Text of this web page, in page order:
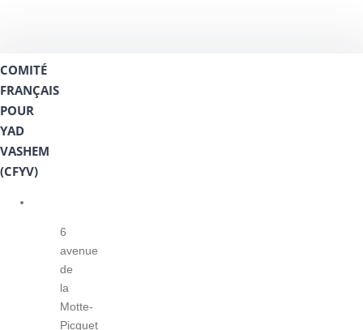
COMITÉ
FRANÇAIS
POUR
YAD
VASHEM
(CFYV)
6
avenue
de
la
Motte-
Picquet